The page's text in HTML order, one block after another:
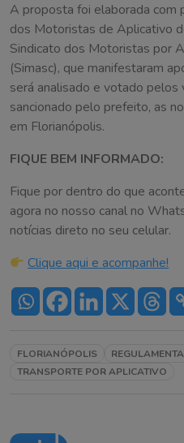
A proposta foi elaborada com
dos Motoristas de Aplicativo
Sindicato dos Motoristas por
(Simasc), que manifestaram
será analisado e votado pelos
sancionado pelo prefeito, as
em Florianópolis.
FIQUE BEM INFORMADO:
Fique por dentro do que
agora no nosso canal no
notícias direto no seu celular.
Clique aqui e acompanhe!
FLORIANÓPOLIS
TRANSPORTE POR APLICATIVO